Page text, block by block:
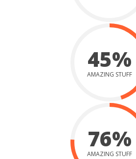
45%
AMAZING STUFF
76%
AMAZING STUFF